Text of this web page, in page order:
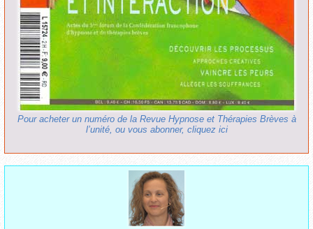
Pour acheter un numéro de la Revue Hypnose et Thérapies Brèves à
l’unité, ou vous abonner, cliquez ici